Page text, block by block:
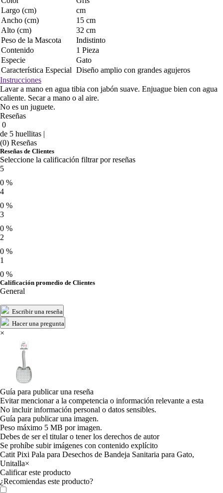
Largo (cm)
cm
Ancho (cm)
15 cm
Alto (cm)
32 cm
Peso de la Mascota
Indistinto
Contenido
1 Pieza
Especie
Gato
Característica Especial Diseño amplio con grandes agujeros
Instrucciones
Lavar a mano en agua tibia con jabón suave. Enjuague bien con agua
caliente. Secar a mano o al aire.
No es un juguete.
Reseñas
0
de 5 huellitas |
(0) Reseñas
Reseñas de Clientes
Seleccione la calificación filtrar por reseñas
5
0 %
4
0 %
3
0 %
2
0 %
1
0 %
Calificación promedio de Clientes
General
Escribir una reseña
Hacer una pregunta
×
Guía para publicar una reseña
Evitar mencionar a la competencia o información relevante a esta
No incluir información personal o datos sensibles.
Guía para publicar una imagen.
Peso máximo 5 MB por imagen.
Debes de ser el titular o tener los derechos de autor
Se prohíbe subir imágenes con contenido explícito
Catit Pixi Pala para Desechos de Bandeja Sanitaria para Gato,
Unitalla×
Calificar este producto
Tu valoración
¿Recomiendas este producto?